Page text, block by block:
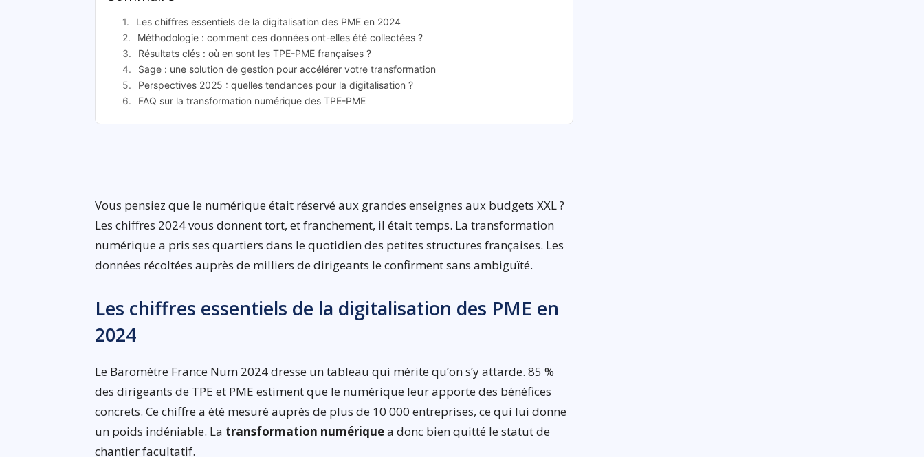
Les chiffres essentiels de la digitalisation des PME en 2024
Méthodologie : comment ces données ont-elles été collectées ?
Résultats clés : où en sont les TPE-PME françaises ?
Sage : une solution de gestion pour accélérer votre transformation
Perspectives 2025 : quelles tendances pour la digitalisation ?
FAQ sur la transformation numérique des TPE-PME
Vous pensiez que le numérique était réservé aux grandes enseignes aux budgets XXL ?
Les chiffres 2024 vous donnent tort, et franchement, il était temps. La transformation
numérique a pris ses quartiers dans le quotidien des petites structures françaises. Les
données récoltées auprès de milliers de dirigeants le confirment sans ambiguïté.
Les chiffres essentiels de la digitalisation des PME en
2024
Le Baromètre France Num 2024 dresse un tableau qui mérite qu’on s’y attarde. 85 %
des dirigeants de TPE et PME estiment que le numérique leur apporte des bénéfices
concrets. Ce chiffre a été mesuré auprès de plus de 10 000 entreprises, ce qui lui donne
un poids indéniable. La transformation numériquea donc bien quitté le statut de
chantier facultatif.